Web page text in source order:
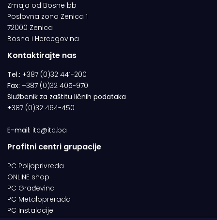
Zmaja od Bosne bb
Poslovna zona Zenica 1
72000 Zenica
Bosna i Hercegovina
Kontaktirajte nas
Tel.: +387 (0)32 441-200
Fax: +387 (0)32 405-970
Službenik za zaštitu ličnih podataka
+387 (0)32 464-450
E-mail: itc@itc.ba
Profitni centri grupacije
PC Poljoprivreda
ONLINE shop
PC Građevina
PC Metaloprerada
PC Instalacije